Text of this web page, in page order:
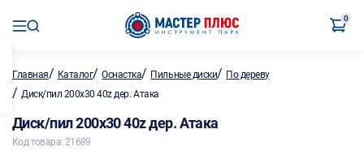
0
Главная/ Каталог/Оснастка/ Пильные диски/ По дереву
/ Диск/пил 200х30 40z дер. Атака
Диск/пил 200х30 40z дер. Атака
Код товара: 21689